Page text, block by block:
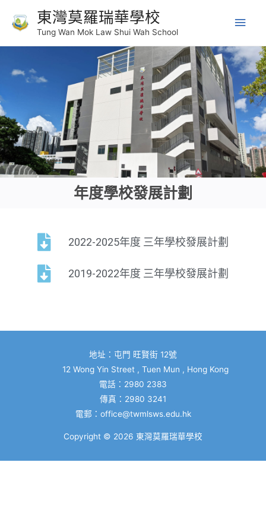
東灣莫羅瑞華學校
Tung Wan Mok Law Shui Wah School
年度學校發展計劃
2022-2025年度 三年學校發展計劃
2019-2022年度 三年學校發展計劃
地址：屯門 旺賢街 12號
12 Wong Yin Street , Tuen Mun , Hong Kong
電話：2980 2383
傳真：2980 3241
電郵： office@twmlsws.edu.hk
Copyright © 2026 東灣莫羅瑞華學校